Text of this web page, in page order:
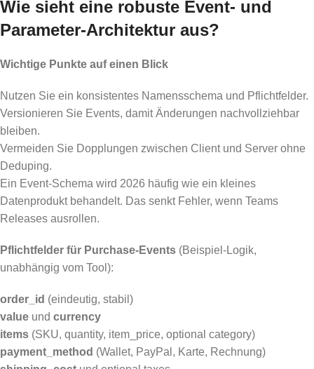
Wie sieht eine robuste Event- und
Parameter-Architektur aus?
Wichtige Punkte auf einen Blick
Nutzen Sie ein konsistentes Namensschema und Pflichtfelder.
Versionieren Sie Events, damit Änderungen nachvollziehbar
bleiben.
Vermeiden Sie Dopplungen zwischen Client und Server ohne
Deduping.
Ein Event-Schema wird 2026 häufig wie ein kleines
Datenprodukt behandelt. Das senkt Fehler, wenn Teams
Releases ausrollen.
Pflichtfelder für Purchase-Events (Beispiel-Logik,
unabhängig vom Tool):
order_id (eindeutig, stabil)
value und currency
items (SKU, quantity, item_price, optional category)
payment_method (Wallet, PayPal, Karte, Rechnung)